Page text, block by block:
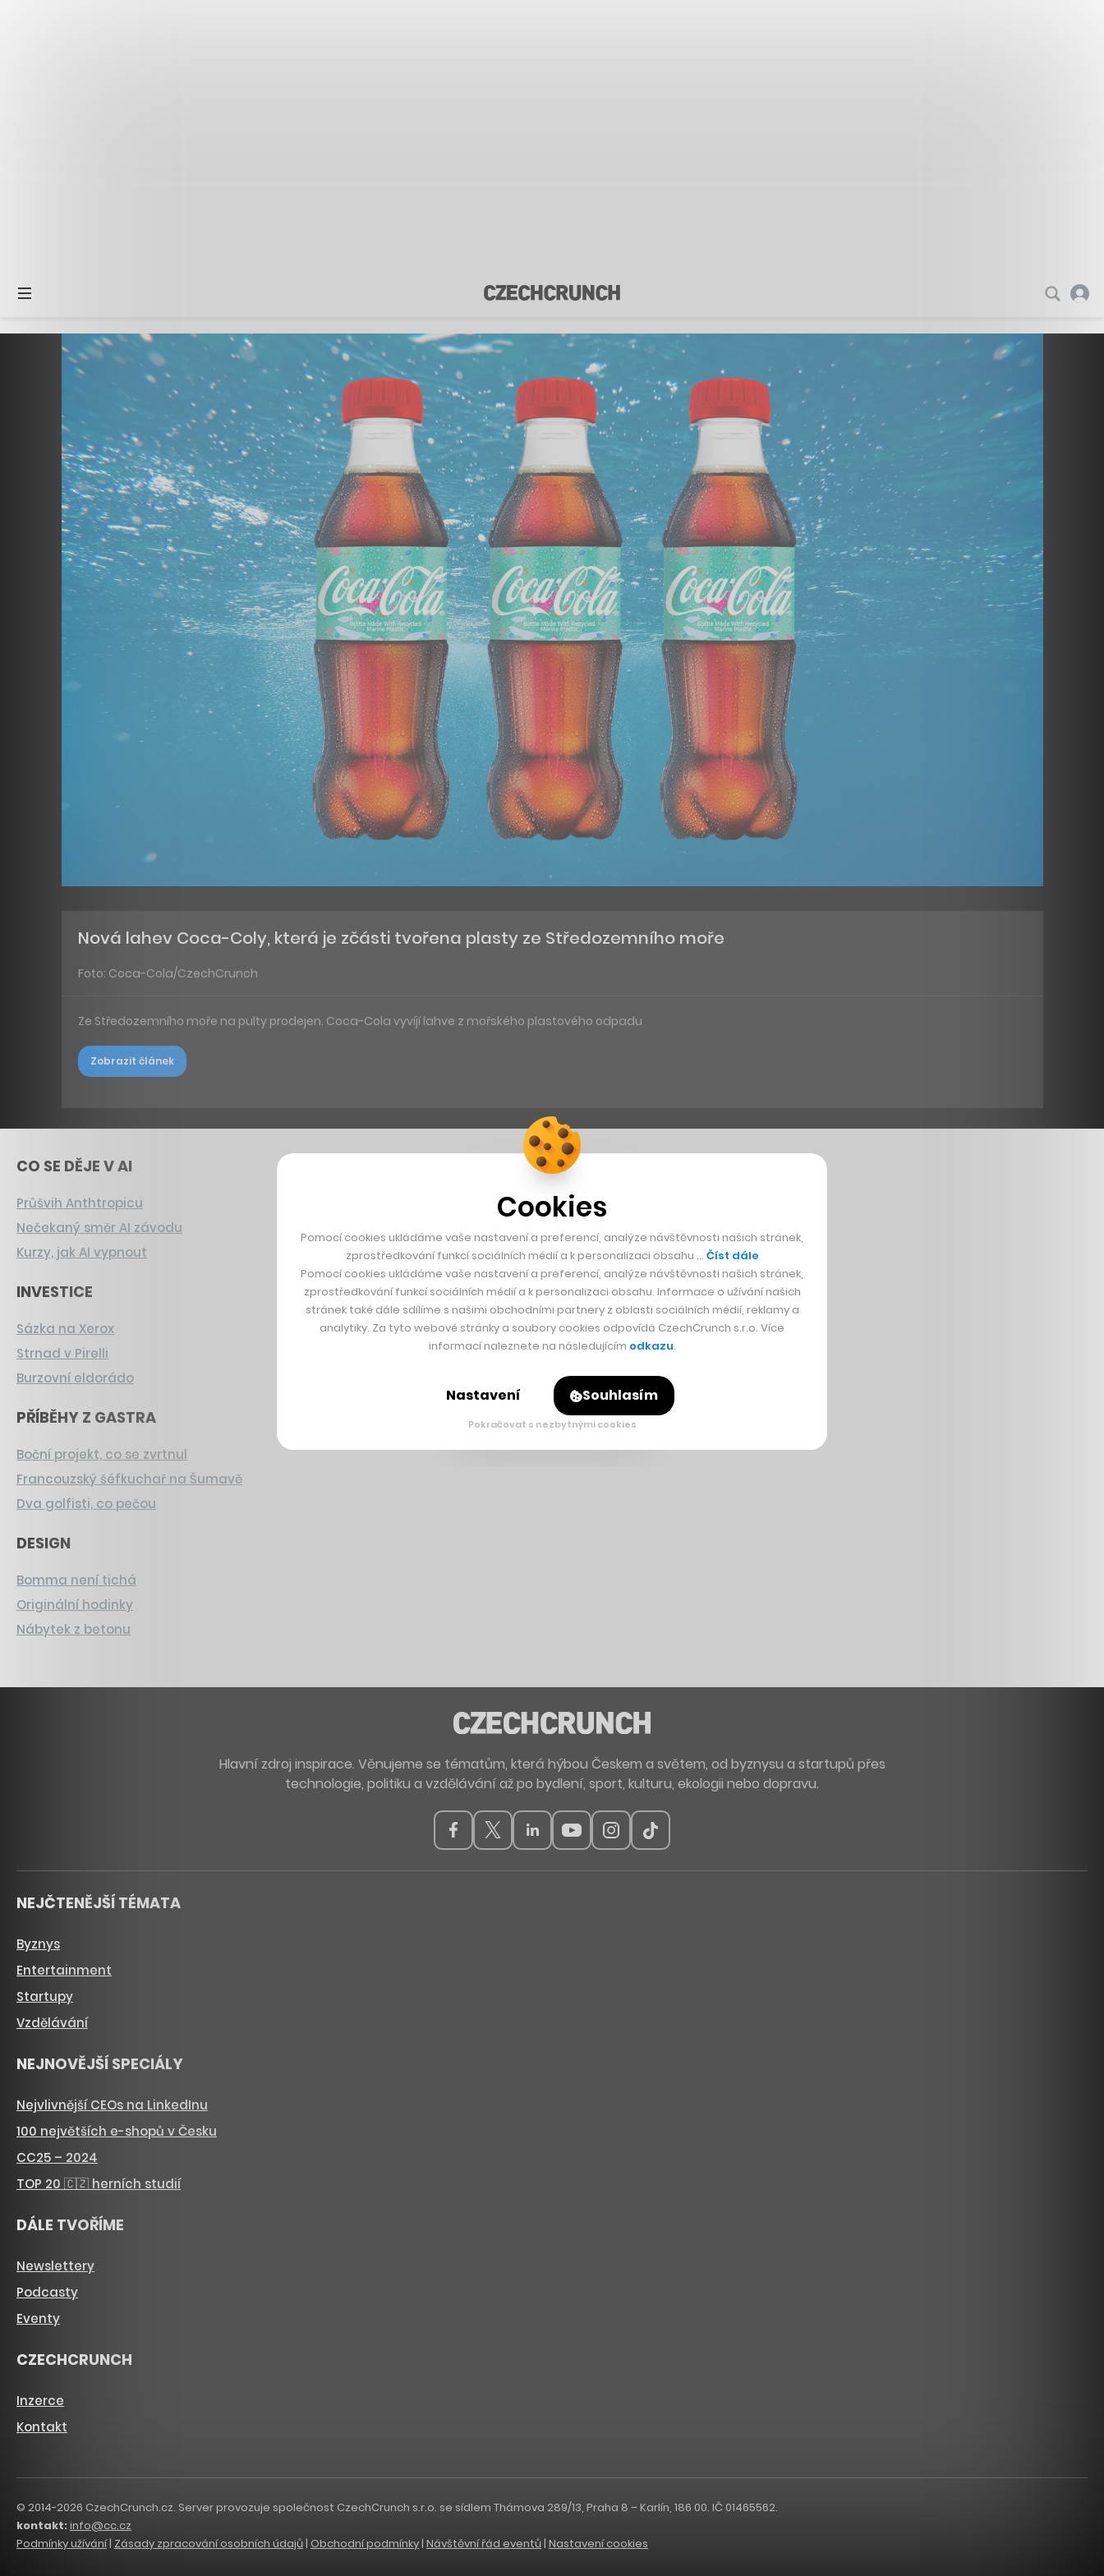
Nová lahev Coca-Coly, která je zčásti tvořena plasty ze Středozemního moře
Foto: Coca-Cola/CzechCrunch
Ze Středozemního moře na pulty prodejen. Coca-Cola vyvíjí lahve z mořského plastového odpadu
Zobrazit článek
CO SE DĚJE V AI
Průšvih Anthtropicu
Nečekaný směr AI závodu
Kurzy, jak AI vypnout
INVESTICE
Sázka na Xerox
Strnad v Pirelli
Burzovní eldorádo
PŘÍBĚHY Z GASTRA
Boční projekt, co se zvrtnul
Francouzský šéfkuchař na Šumavě
Dva golfisti, co pečou
DESIGN
Bomma není tichá
Originální hodinky
Nábytek z betonu
Hlavní zdroj inspirace. Věnujeme se tématům, která hýbou Českem a světem, od byznysu a startupů přes
technologie, politiku a vzdělávání až po bydlení, sport, kulturu, ekologii nebo dopravu.
NEJČTENĚJŠÍ TÉMATA
Byznys
Entertainment
Startupy
Vzdělávání
NEJNOVĚJŠÍ SPECIÁLY
Nejvlivnější CEOs na LinkedInu
100 největších e-shopů v Česku
CC25 – 2024
TOP 20 🇨🇿 herních studií
DÁLE TVOŘÍME
Newslettery
Podcasty
Eventy
CZECHCRUNCH
Inzerce
Kontakt
© 2014-2026 CzechCrunch.cz. Server provozuje společnost CzechCrunch s.r.o. se sídlem Thámova 289/13, Praha 8 – Karlín, 186 00. IČ 01465562.
kontakt:info@cc.cz
Podmínky užívání| Zásady zpracování osobních údajů | Obchodní podmínky | Návštěvní řád eventů | Nastavení cookies
Cookies
Pomocí cookies ukládáme vaše nastavení a preferencí, analýze návštěvnosti našich stránek,
zprostředkování funkcí sociálních médií a k personalizaci obsahu … Číst dále
Pomocí cookies ukládáme vaše nastavení a preferencí, analýze návštěvnosti našich stránek,
zprostředkování funkcí sociálních médií a k personalizaci obsahu. Informace o užívání našich
stránek také dále sdílíme s našimi obchodními partnery z oblasti sociálních médií, reklamy a
analytiky. Za tyto webové stránky a soubory cookies odpovídá CzechCrunch s.r.o. Více
informací naleznete na následujícím odkazu.
Nastavení Souhlasím
Pokračovat s nezbytnými cookies